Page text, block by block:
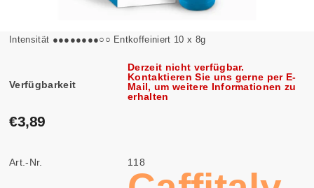
Intensität ●●●●●●●●○○ Entkoffeiniert 10 x 8g
Verfügbarkeit
Derzeit nicht verfügbar.
Kontaktieren Sie uns gerne per E-
Mail, um weitere Informationen zu
erhalten
€3,89
Art.-Nr. 118